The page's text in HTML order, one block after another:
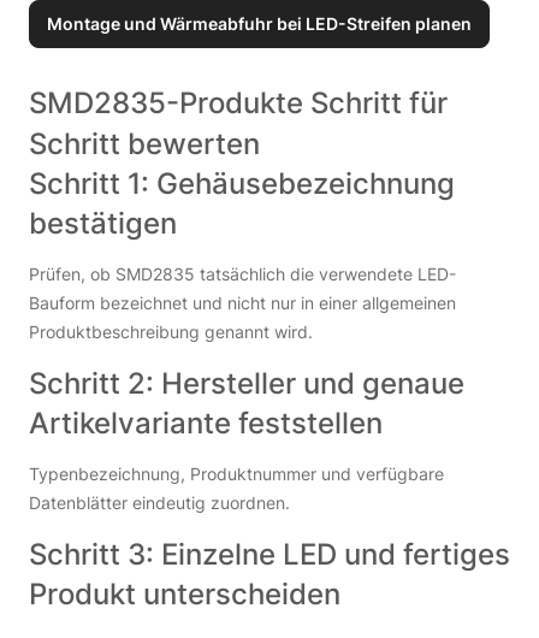
Montage und Wärmeabfuhr bei LED-Streifen planen
SMD2835-Produkte Schritt für
Schritt bewerten
Schritt 1: Gehäusebezeichnung
bestätigen
Prüfen, ob SMD2835 tatsächlich die verwendete LED-
Bauform bezeichnet und nicht nur in einer allgemeinen
Produktbeschreibung genannt wird.
Schritt 2: Hersteller und genaue
Artikelvariante feststellen
Typenbezeichnung, Produktnummer und verfügbare
Datenblätter eindeutig zuordnen.
Schritt 3: Einzelne LED und fertiges
Produkt unterscheiden